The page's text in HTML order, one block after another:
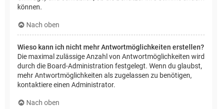
können.
Nach oben
Wieso kann ich nicht mehr Antwortmöglichkeiten erstellen?
Die maximal zulässige Anzahl von Antwortmöglichkeiten wird
durch die Board-Administration festgelegt. Wenn du glaubst,
mehr Antwortmöglichkeiten als zugelassen zu benötigen,
kontaktiere einen Administrator.
Nach oben